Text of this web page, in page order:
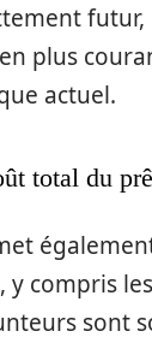
futur,
plus
actuel.
total du
, y compris
sont